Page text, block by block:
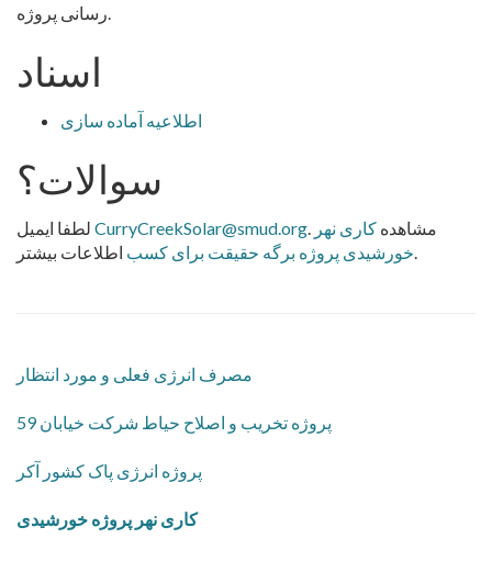
رسانی پروژه.
اسناد
اطلاعیه آماده سازی
CurryCreekSolar@smud.org . مشاهده کاری نهر
خورشیدی پروژه برگه حقیقت برای کسباطلاعات بیشتر.
مصرف انرژی فعلی و مورد انتظار
پروژه تخریب و اصلاح حیاط شرکت خیابان 59
پروژه انرژی پاک کشور آکر
کاری نهر پروژه خورشیدی